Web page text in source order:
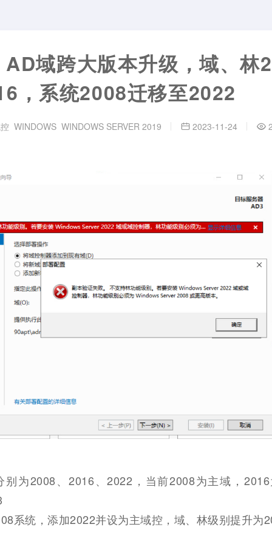
域跨大版本升级，域、林
，系统2008迁移至2022
WINDOWS WINDOWS SERVER 2019 2023-11-24
别为2008、2016、2022，当前2008为主域，
系统，添加2022并设为主域控，域、林级别提升为